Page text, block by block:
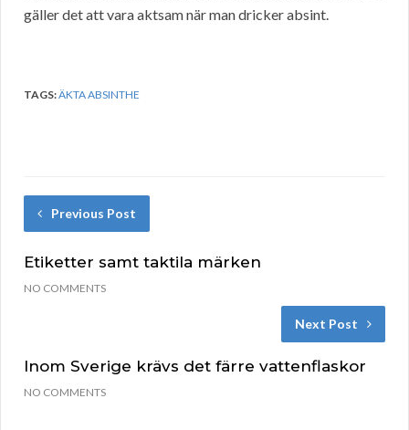
gäller det att vara aktsam när man dricker absint.
TAGS:ÄKTA ABSINTHE
Previous Post
Etiketter samt taktila märken
NO COMMENTS
Next Post
Inom Sverige krävs det färre vattenflaskor
NO COMMENTS